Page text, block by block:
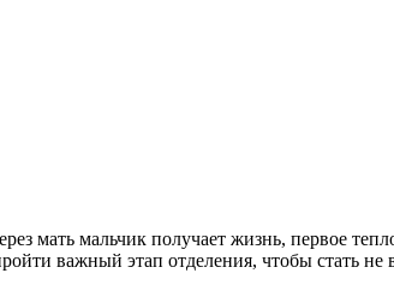
мать мальчик получает жизнь, первое
важный этап отделения, чтобы стать не